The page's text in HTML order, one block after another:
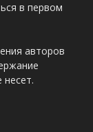
в первом
авторов